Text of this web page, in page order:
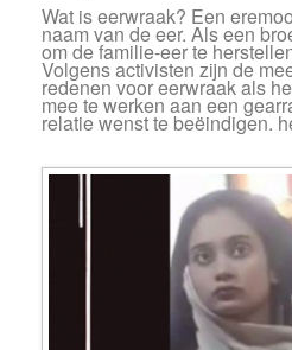
Wat is eerwraak? Een
naam van de eer. Als een
om de familie-eer te
Volgens activisten zijn de
redenen voor eerwraak als
mee te werken aan een
relatie wenst te beëindigen.